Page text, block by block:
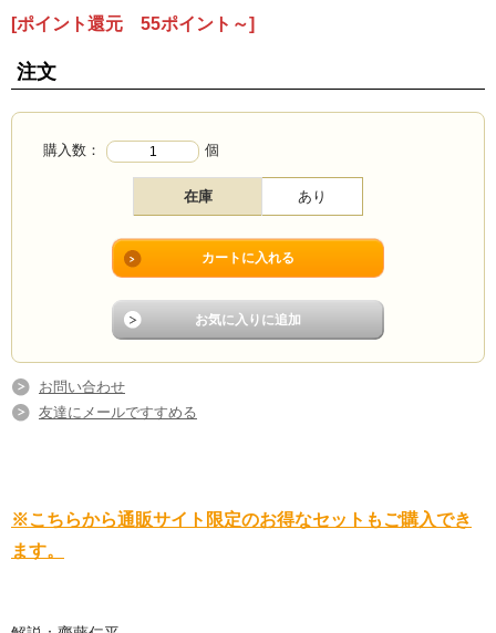
[ポイント還元 55ポイント～]
注文
購入数： 個
在庫 あり
お問い合わせ
友達にメールですすめる
※こちらから通販サイト限定のお得なセットもご購入でき
ます。